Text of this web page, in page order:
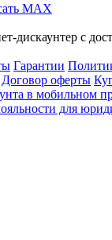
MAX
дискаунтер с
Гарантии
Договор оферты
в мобильном
для